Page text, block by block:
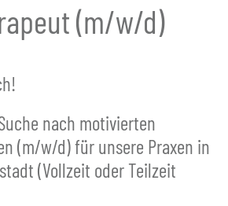
(m/w/d)
nach motivierten
(m/w/d) für unsere Praxen in
(Vollzeit oder Teilzeit